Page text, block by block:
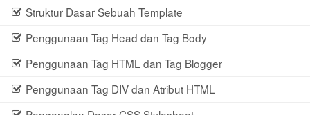
Struktur Dasar Sebuah Template
Penggunaan Tag Head dan Tag Body
Penggunaan Tag HTML dan Tag Blogger
Penggunaan Tag DIV dan Atribut HTML